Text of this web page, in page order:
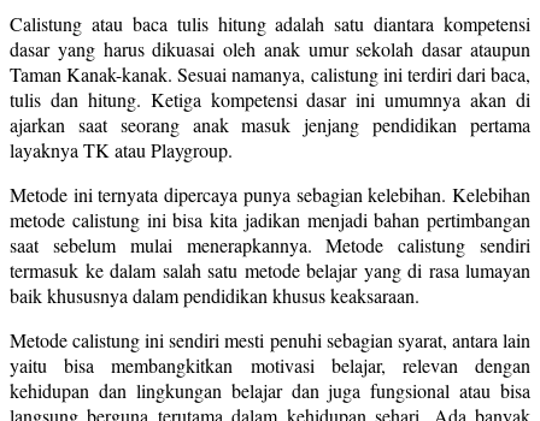
Calistung atau baca tulis hitung adalah satu diantara kompetensi
dasar yang harus dikuasai oleh anak umur sekolah dasar ataupun
Taman Kanak-kanak. Sesuai namanya, calistung ini terdiri dari baca,
tulis dan hitung. Ketiga kompetensi dasar ini umumnya akan di
ajarkan saat seorang anak masuk jenjang pendidikan pertama
layaknya TK atau Playgroup.
Metode ini ternyata dipercaya punya sebagian kelebihan. Kelebihan
metode calistung ini bisa kita jadikan menjadi bahan pertimbangan
saat sebelum mulai menerapkannya. Metode calistung sendiri
termasuk ke dalam salah satu metode belajar yang di rasa lumayan
baik khususnya dalam pendidikan khusus keaksaraan.
Metode calistung ini sendiri mesti penuhi sebagian syarat, antara lain
yaitu bisa membangkitkan motivasi belajar, relevan dengan
kehidupan dan lingkungan belajar dan juga fungsional atau bisa
langsung berguna terutama dalam kehidupan sehari. Ada banyak